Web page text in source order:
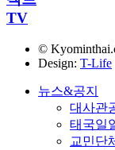
TV
©
Design: T-Life
뉴스&공지
대사관
태국일
교민단